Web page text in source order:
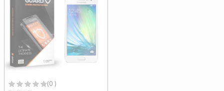
(0 )